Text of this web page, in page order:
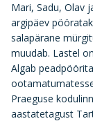
Mari, Sadu, Olav
argipäev
salapärane
muudab. Lastel
Algab
Praeguse
aastatetagust